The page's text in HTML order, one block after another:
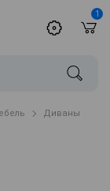
1
Диваны